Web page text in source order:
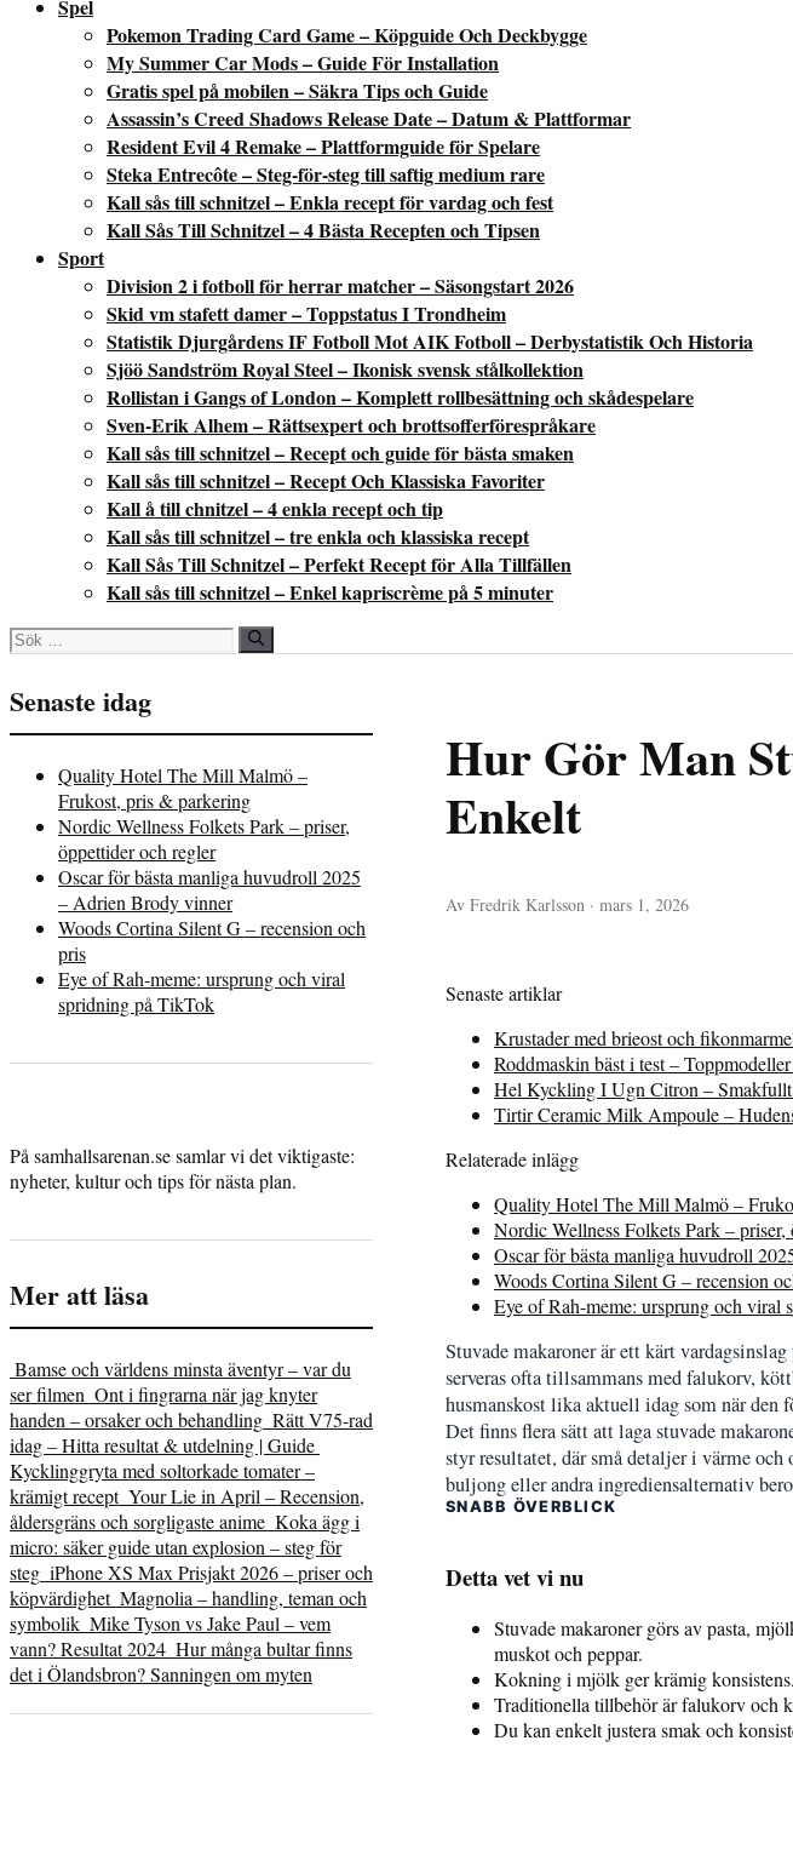
Spel
Pokemon Trading Card Game – Köpguide Och Deckbygge
My Summer Car Mods – Guide För Installation
Gratis spel på mobilen – Säkra Tips och Guide
Assassin’s Creed Shadows Release Date – Datum & Plattformar
Resident Evil 4 Remake – Plattformguide för Spelare
Steka Entrecôte – Steg-för-steg till saftig medium rare
Kall sås till schnitzel – Enkla recept för vardag och fest
Kall Sås Till Schnitzel – 4 Bästa Recepten och Tipsen
Sport
Division 2 i fotboll för herrar matcher – Säsongstart 2026
Skid vm stafett damer – Toppstatus I Trondheim
Statistik Djurgårdens IF Fotboll Mot AIK Fotboll – Derbystatistik Och Historia
Sjöö Sandström Royal Steel – Ikonisk svensk stålkollektion
Rollistan i Gangs of London – Komplett rollbesättning och skådespelare
Sven-Erik Alhem – Rättsexpert och brottsofferförespråkare
Kall sås till schnitzel – Recept och guide för bästa smaken
Kall sås till schnitzel – Recept Och Klassiska Favoriter
Kall å till chnitzel – 4 enkla recept och tip
Kall sås till schnitzel – tre enkla och klassiska recept
Kall Sås Till Schnitzel – Perfekt Recept för Alla Tillfällen
Kall sås till schnitzel – Enkel kapriscrème på 5 minuter
Sök
efter:
Hur Gör Man
Enkelt
Av Fredrik Karlsson · mars 1, 2026
Senaste artiklar
Krustader med brieost och
Roddmaskin bäst i test –
Hel Kyckling I Ugn Citron – Smakfullt
Tirtir Ceramic Milk Ampoule –
Relaterade inlägg
Quality Hotel The Mill Malmö –
Nordic Wellness Folkets Park –
Oscar för bästa manliga huvudroll
Woods Cortina Silent G – recension
Eye of Rah-meme: ursprung och viral
Stuvade makaroner är ett kärt
serveras ofta tillsammans med falukorv,
husmanskost lika aktuell idag som när den
Det finns flera sätt att laga stuvade
styr resultatet, där små detaljer i värme och
buljong eller andra ingrediensalternativ
SNABB ÖVERBLICK
Detta vet vi nu
Stuvade makaroner görs av pasta,
muskot och peppar.
Kokning i mjölk ger krämig konsistens.
Traditionella tillbehör är falukorv och
Du kan enkelt justera smak och
Senaste idag
Quality Hotel The Mill Malmö –
Frukost, pris & parkering
Nordic Wellness Folkets Park – priser,
öppettider och regler
Oscar för bästa manliga huvudroll 2025
– Adrien Brody vinner
Woods Cortina Silent G – recension och
pris
Eye of Rah-meme: ursprung och viral
spridning på TikTok
På samhallsarenan.se samlar vi det viktigaste:
nyheter, kultur och tips för nästa plan.
Mer att läsa
Bamse och världens minsta äventyr – var du
ser filmen Ont i fingrarna när jag knyter
handen – orsaker och behandling Rätt V75-rad
idag – Hitta resultat & utdelning | Guide
Kycklinggryta med soltorkade tomater –
krämigt recept Your Lie in April – Recension,
åldersgräns och sorgligaste anime Koka ägg i
micro: säker guide utan explosion – steg för
steg iPhone XS Max Prisjakt 2026 – priser och
köpvärdighet Magnolia – handling, teman och
symbolik Mike Tyson vs Jake Paul – vem
vann? Resultat 2024 Hur många bultar finns
det i Ölandsbron? Sanningen om myten